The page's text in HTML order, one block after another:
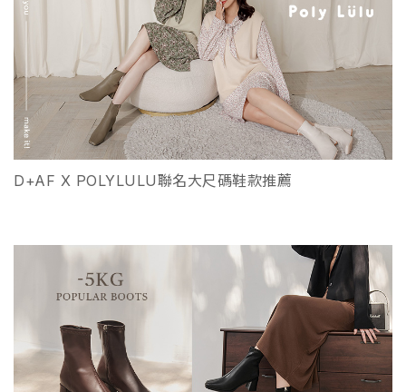
D+AF X POLYLULU聯名大尺碼鞋款推薦